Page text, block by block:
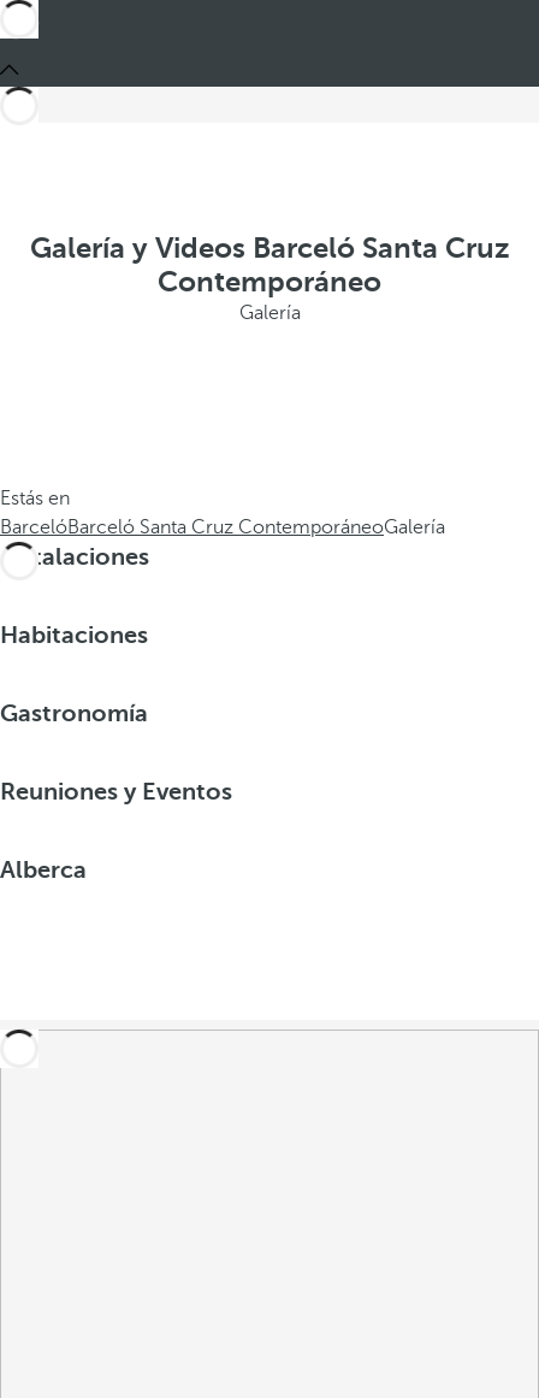
Galería y Videos Barceló Santa Cruz
Contemporáneo
Galería
Estás en
BarcelóBarceló Santa Cruz ContemporáneoGalería
Instalaciones
Habitaciones
Gastronomía
Reuniones y Eventos
Alberca